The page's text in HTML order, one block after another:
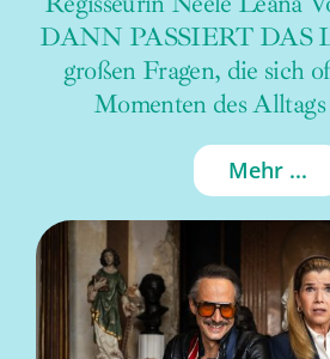
DANN PASSIERT DAS
großen Fragen, die sich
Momenten des Alltags
Mehr ...